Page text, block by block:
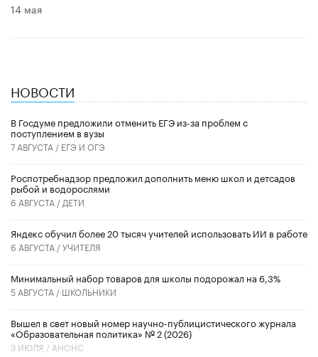
14 мая
НОВОСТИ
В Госдуме предложили отменить ЕГЭ из-за проблем с
поступлением в вузы
7 АВГУСТА / ЕГЭ И ОГЭ
Роспотребнадзор предложил дополнить меню школ и детсадов
рыбой и водорослями
6 АВГУСТА / ДЕТИ
​Яндекс обучил более 20 тысяч учителей использовать ИИ в работе
6 АВГУСТА /УЧИТЕЛЯ
Минимальный набор товаров для школы подорожал на 6,3%
5 АВГУСТА / ШКОЛЬНИКИ
Вышел в свет новый номер научно-публицистического журнала
«Образовательная политика» № 2 (2026)
3 ИЮЛЯ / АНОНС